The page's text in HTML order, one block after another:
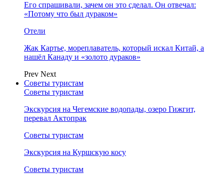
Его спрашивали, зачем он это сделал. Он отвечал:
«Потому что был дураком»
Отели
Жак Картье, мореплаватель, который искал Китай, а
нашёл Канаду и «золото дураков»
Prev Next
Советы туристам
Советы туристам
Экскурсия на Чегемские водопады, озеро Гижгит,
перевал Актопрак
Советы туристам
Экскурсия на Куршскую косу
Советы туристам